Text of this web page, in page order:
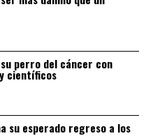
perro del cáncer con
científicos
su esperado regreso a los